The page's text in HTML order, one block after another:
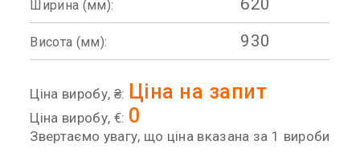
Ширина (мм): 620
Висота (мм): 930
Ціна виробу, ₴: Ціна на запит
Ціна виробу, €: 0
Звертаємо увагу, що ціна вказана за 1 вироби